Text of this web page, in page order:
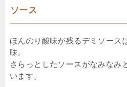
ソース
ほんのり酸味が残るデミソース
味。
さらっとしたソースがなみなみ
います。